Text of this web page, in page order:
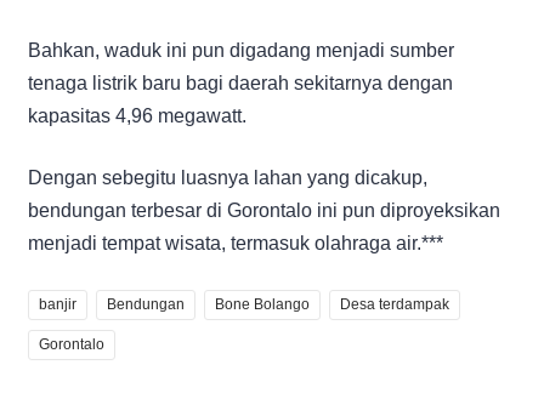
Bahkan, waduk ini pun digadang menjadi sumber
tenaga listrik baru bagi daerah sekitarnya dengan
kapasitas 4,96 megawatt.
Dengan sebegitu luasnya lahan yang dicakup,
bendungan terbesar di Gorontalo ini pun diproyeksikan
menjadi tempat wisata, termasuk olahraga air.***
banjir Bendungan Bone Bolango Desa terdampak
Gorontalo